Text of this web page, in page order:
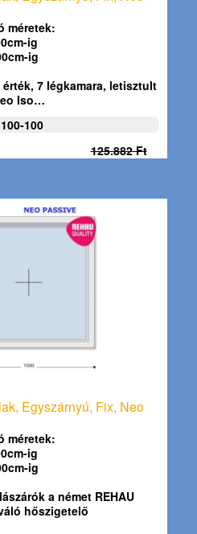
méretek:
ig
ig
7 légkamara, letisztult
Iso…
100
125.882 Ft
Egyszárnyú, Fix, Neo
méretek:
ig
ig
a német REHAU
hőszigetelő